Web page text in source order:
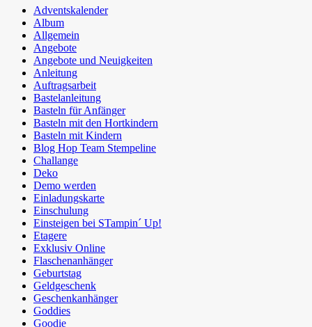
Adventskalender
Album
Allgemein
Angebote
Angebote und Neuigkeiten
Anleitung
Auftragsarbeit
Bastelanleitung
Basteln für Anfänger
Basteln mit den Hortkindern
Basteln mit Kindern
Blog Hop Team Stempeline
Challange
Deko
Demo werden
Einladungskarte
Einschulung
Einsteigen bei STampin´ Up!
Etagere
Exklusiv Online
Flaschenanhänger
Geburtstag
Geldgeschenk
Geschenkanhänger
Goddies
Goodie